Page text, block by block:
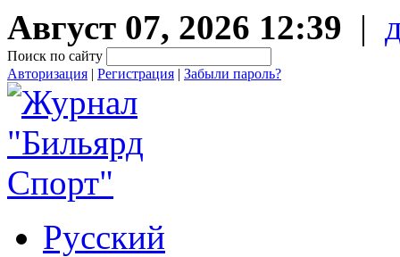
Август 07, 2026 12:39 |
Поиск по сайту
Авторизация | Регистрация | Забыли пароль?
Русский